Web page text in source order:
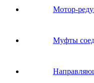
Мотор-
Муфты